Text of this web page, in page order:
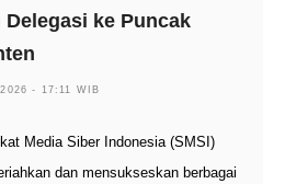
ke Puncak
- 17:11 WIB
Media Siber Indonesia (SMSI)
dan mensukseskan berbagai